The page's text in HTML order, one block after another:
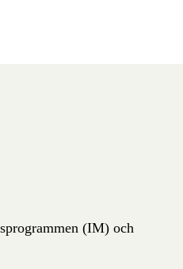
(IM) och